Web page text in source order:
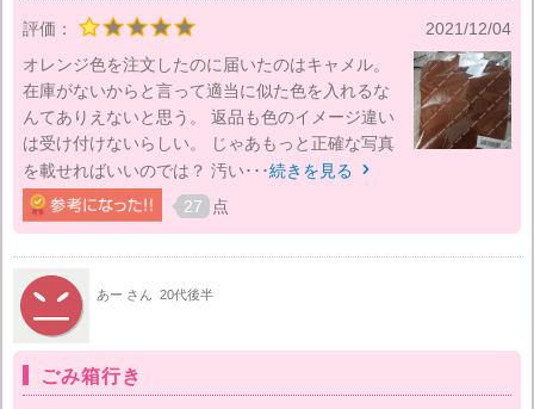
評価：
2021/12/04
オレンジ色を注文したのに届いたのはキャメル。
在庫がないからと言って適当に似た色を入れるな
んてありえないと思う。 返品も色のイメージ違い
は受け付けないらしい。 じゃあもっと正確な写真
を載せればいいのでは？ 汚い･･･続きを見る 
27 点
あー さん 20代後半
ごみ箱行き